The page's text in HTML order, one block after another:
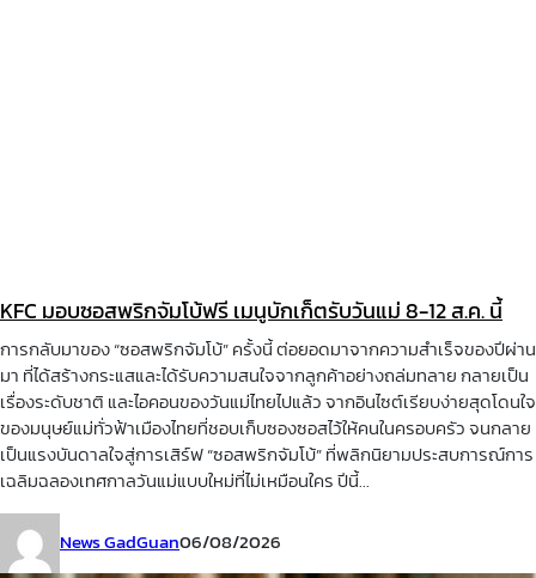
KFC มอบซอสพริกจัมโบ้ฟรี เมนูบักเก็ตรับวันแม่ 8-12 ส.ค. นี้
การกลับมาของ “ซอสพริกจัมโบ้” ครั้งนี้ ต่อยอดมาจากความสำเร็จของปีผ่าน
มา ที่ได้สร้างกระแสและได้รับความสนใจจากลูกค้าอย่างถล่มทลาย กลายเป็น
เรื่องระดับชาติ และไอคอนของวันแม่ไทยไปแล้ว จากอินไซต์เรียบง่ายสุดโดนใจ
ของมนุษย์แม่ทั่วฟ้าเมืองไทยที่ชอบเก็บซองซอสไว้ให้คนในครอบครัว จนกลาย
เป็นแรงบันดาลใจสู่การเสิร์ฟ “ซอสพริกจัมโบ้” ที่พลิกนิยามประสบการณ์การ
เฉลิมฉลองเทศกาลวันแม่แบบใหม่ที่ไม่เหมือนใคร ปีนี้...
News GadGuan06/08/2026